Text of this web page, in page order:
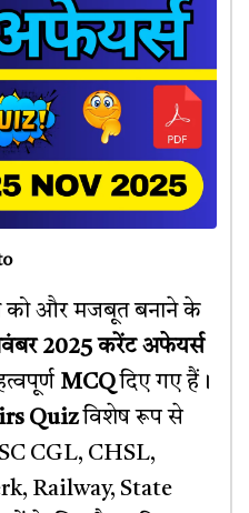
को और मजबूत बनाने के
2025 करेंट अफेयर्स
MCQदिए गए हैं।
Quizविशेष रूप से
CGL, CHSL,
Railway, State